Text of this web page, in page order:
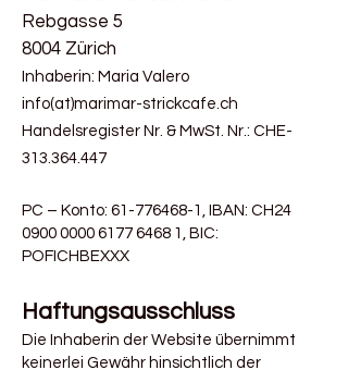
Rebgasse 5
8004 Zürich
Inhaberin: Maria Valero
info(at)marimar-strickcafe.ch
Handelsregister Nr. & MwSt. Nr.: CHE-
313.364.447
PC – Konto: 61-776468-1 , IBAN: CH24
0900 0000 6177 6468 1 , BIC:
POFICHBEXXX
Haftungsausschluss
Die Inhaberin der Website übernimmt
keinerlei Gewähr hinsichtlich der